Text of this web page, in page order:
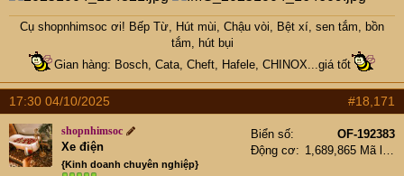
Cụ shopnhimsoc ơi! Bếp Từ, Hút mùi, Chậu vòi, Bệt xí, sen tắm, bồn
tắm, hút bụi
Gian hàng: Bosch, Cata, Cheft, Hafele, CHINOX...giá tốt
17:30 04/10/2025 #18,171
shopnhimsoc
Xe điện
{Kinh doanh chuyên nghiệp}
Biển số
OF-192383
Động cơ